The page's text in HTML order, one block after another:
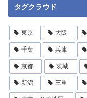
タグクラウド
東京 大阪
千葉 兵庫
京都 茨城
新潟 三重